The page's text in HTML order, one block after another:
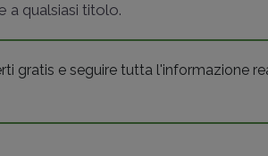
a qualsiasi titolo.
gratis e seguire tutta l'informazione